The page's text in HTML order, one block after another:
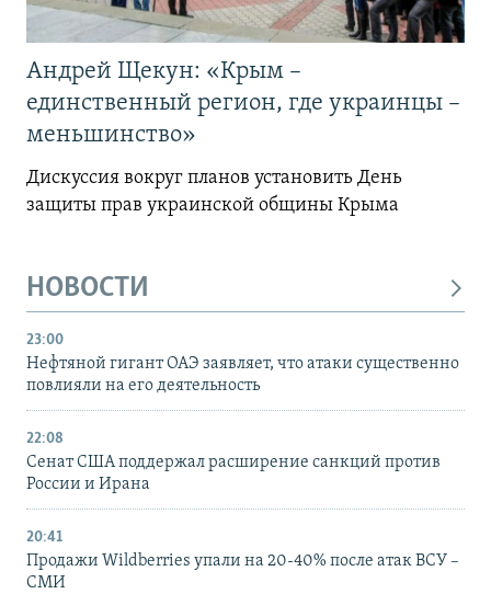
Андрей Щекун: «Крым –
единственный регион, где украинцы –
меньшинство»
Дискуссия вокруг планов установить День
защиты прав украинской общины Крыма
НОВОСТИ
23:00
Нефтяной гигант ОАЭ заявляет, что атаки существенно
повлияли на его деятельность
22:08
Сенат США поддержал расширение санкций против
России и Ирана
20:41
Продажи Wildberries упали на 20-40% после атак ВСУ –
СМИ